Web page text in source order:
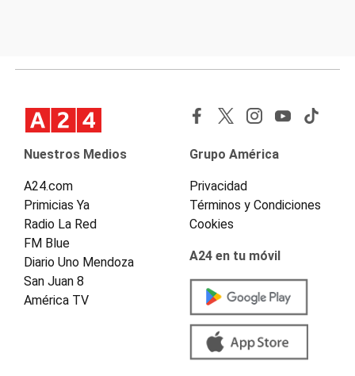
Nuestros Medios
A24.com
Primicias Ya
Radio La Red
FM Blue
Diario Uno Mendoza
San Juan 8
América TV
Grupo América
Privacidad
Términos y Condiciones
Cookies
A24 en tu móvil